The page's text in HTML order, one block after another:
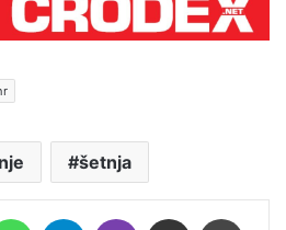
šetnja
WhatsAppTelegram Viber Podijeli putem E-maila